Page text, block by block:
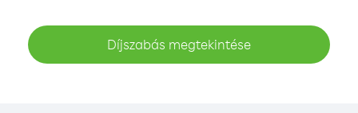
Díjszabás megtekintése